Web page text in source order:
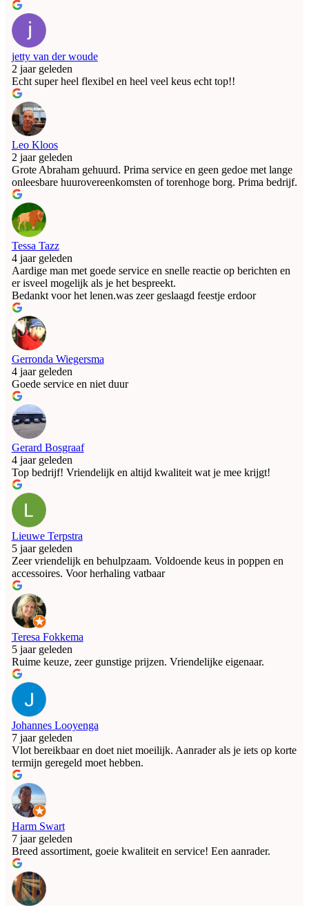
jetty van der woude
2 jaar geleden
Echt super heel flexibel en heel veel keus echt top!!
Leo Kloos
2 jaar geleden
Grote Abraham gehuurd. Prima service en geen gedoe met lange
onleesbare huurovereenkomsten of torenhoge borg. Prima bedrijf.
Tessa Tazz
4 jaar geleden
Aardige man met goede service en snelle reactie op berichten en
er isveel mogelijk als je het bespreekt.
Bedankt voor het lenen.was zeer geslaagd feestje erdoor
Gerronda Wiegersma
4 jaar geleden
Goede service en niet duur
Gerard Bosgraaf
4 jaar geleden
Top bedrijf! Vriendelijk en altijd kwaliteit wat je mee krijgt!
Lieuwe Terpstra
5 jaar geleden
Zeer vriendelijk en behulpzaam. Voldoende keus in poppen en
accessoires. Voor herhaling vatbaar
Teresa Fokkema
5 jaar geleden
Ruime keuze, zeer gunstige prijzen. Vriendelijke eigenaar.
Johannes Looyenga
7 jaar geleden
Vlot bereikbaar en doet niet moeilijk. Aanrader als je iets op korte
termijn geregeld moet hebben.
Harm Swart
7 jaar geleden
Breed assortiment, goeie kwaliteit en service! Een aanrader.